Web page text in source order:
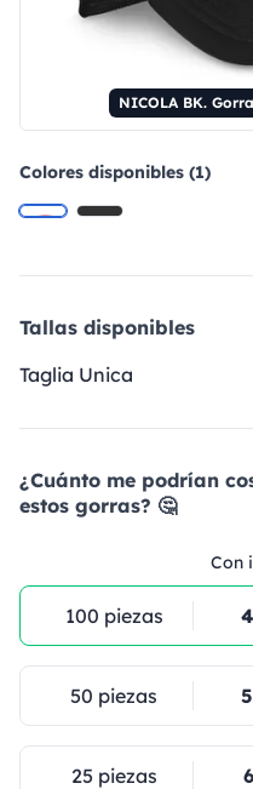
Colores disponibles (1)
Tallas disponibles
Taglia Unica
¿Cuánto me podrían
estos gorras? 🤔
Con
100 piezas
50 piezas
25 piezas